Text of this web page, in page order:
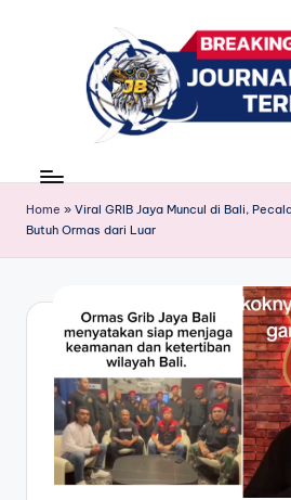
r
n
a
B
ri
news
Home » Viral GRIB Jaya Muncul di Bali,
Butuh Ormas dari Luar